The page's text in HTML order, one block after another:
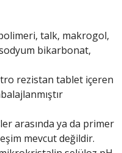
talk, makrogol,
bikarbonat,
rezistan tablet içeren
arasında ya da primer
mevcut değildir.